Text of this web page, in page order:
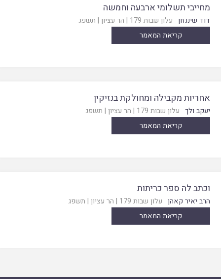
מחייבי תשלומי ארבעה וחמשה
דוד שיננזון עלון שבות 179 | הר עציון | תשפג
קריאת המאמר
אחריות מקבילה ומחולקת בנזיקין
יעקב ולך עלון שבות 179 | הר עציון | תשפג
קריאת המאמר
וכתב לה ספר כריתות
הרב יאיר קאהן עלון שבות 179 | הר עציון | תשפג
קריאת המאמר